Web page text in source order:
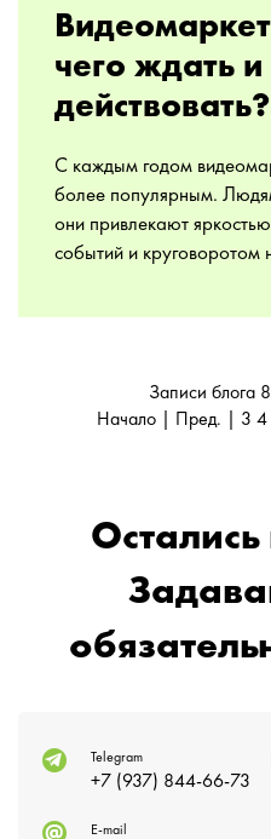
чего ждать и
действовать?
С каждым годом
более популярным.
они привлекают
событий и круговоротом
Записи блога
Начало
Пред. 3 4
Telegram
+7 (937) 844-66-73
E-mail